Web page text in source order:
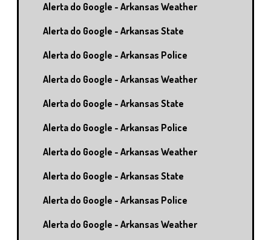
Alerta do Google - Arkansas Weather
Alerta do Google - Arkansas State
Alerta do Google - Arkansas Police
Alerta do Google - Arkansas Weather
Alerta do Google - Arkansas State
Alerta do Google - Arkansas Police
Alerta do Google - Arkansas Weather
Alerta do Google - Arkansas State
Alerta do Google - Arkansas Police
Alerta do Google - Arkansas Weather